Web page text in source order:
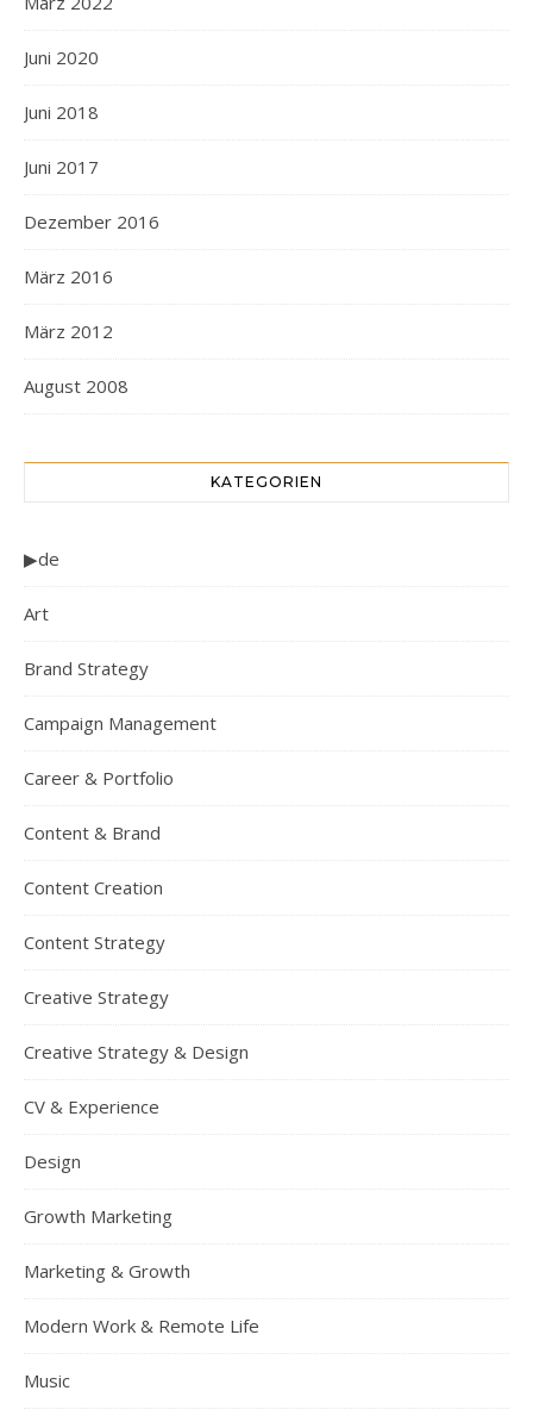
Juni 2020
Juni 2018
Juni 2017
Dezember 2016
März 2016
März 2012
August 2008
KATEGORIEN
▶de
Art
Brand Strategy
Campaign Management
Career & Portfolio
Content & Brand
Content Creation
Content Strategy
Creative Strategy
Creative Strategy & Design
CV & Experience
Design
Growth Marketing
Marketing & Growth
Modern Work & Remote Life
Music